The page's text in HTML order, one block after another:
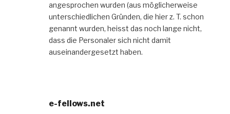
angesprochen wurden (aus möglicherweise
unterschiedlichen Gründen, die hier z. T. schon
genannt wurden, heisst das noch lange nicht,
dass die Personaler sich nicht damit
auseinandergesetzt haben.
e-fellows.net